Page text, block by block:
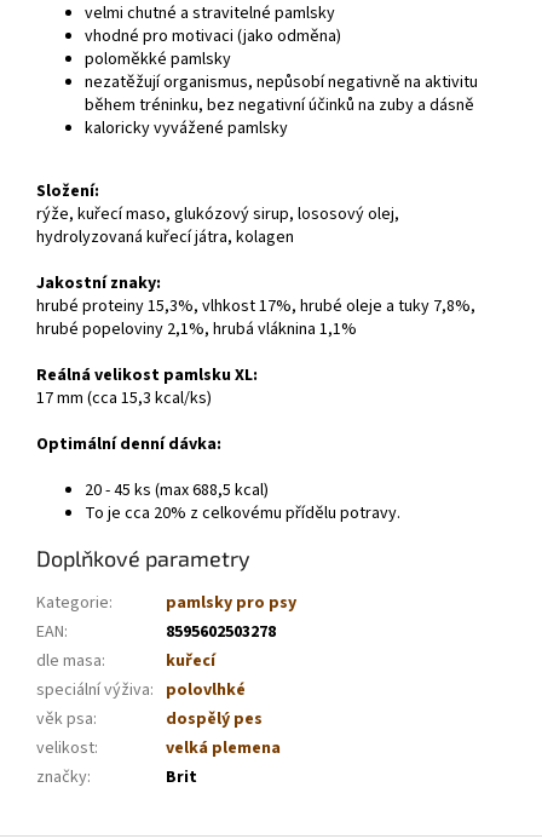
velmi chutné a stravitelné pamlsky
vhodné pro motivaci (jako odměna)
poloměkké pamlsky
nezatěžují organismus, nepůsobí negativně na aktivitu
během tréninku, bez negativní účinků na zuby a dásně
kaloricky vyvážené pamlsky
Složení:
rýže, kuřecí maso, glukózový sirup, lososový olej,
hydrolyzovaná kuřecí játra, kolagen
Jakostní znaky:
hrubé proteiny 15,3%, vlhkost 17%, hrubé oleje a tuky 7,8%,
hrubé popeloviny 2,1%, hrubá vláknina 1,1%
Reálná velikost pamlsku XL:
17 mm (cca 15,3 kcal/ks)
Optimální denní dávka:
20 - 45 ks (max 688,5 kcal)
To je cca 20% z celkovému přídělu potravy.
Doplňkové parametry
Kategorie:
pamlsky pro psy
EAN:
8595602503278
dle masa:
kuřecí
speciální výživa: polovlhké
věk psa:
dospělý pes
velikost:
velká plemena
značky: Brit